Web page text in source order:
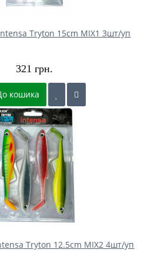
Tryton 15cm MIX1 3шт/уп
321 грн.
кошика
Tryton 12.5cm MIX2 4шт/уп